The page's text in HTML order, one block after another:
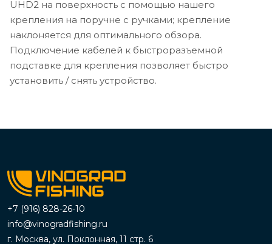
UHD2 на поверхность с помощью нашего
крепления на поручне с ручками; крепление
наклоняется для оптимального обзора.
Подключение кабелей к быстроразъемной
подставке для крепления позволяет быстро
установить / снять устройство.
+7 (916) 828-26-10
info@vinogradfishing.ru
г. Москва, ул. Поклонная, 11 стр. 6